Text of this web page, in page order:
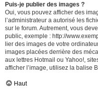
Puis-je publier des images ?
Oui, vous pouvez afficher des
l’administrateur a autorisé les
sur le forum. Autrement, vous
public, exemple : http://
lier des images de votre
images placées derrière des
aux lettres Hotmail ou Yahoo!,
afficher l’image, utilisez la balise
Haut